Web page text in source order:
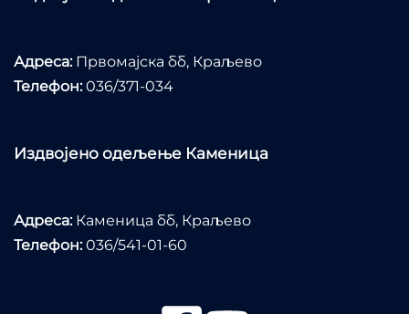
Адреса:Првомајска бб, Краљево
Телефон:036/371-034
Издвојено одељење Каменица
Адреса:Каменица бб, Краљево
Телефон:036/541-01-60